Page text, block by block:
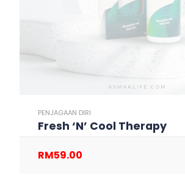
PENJAGAAN DIRI
Fresh ‘N’ Cool Therapy
RM59.00